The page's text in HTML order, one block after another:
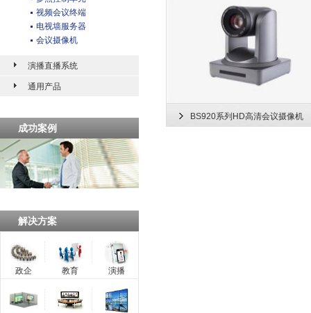
视频会议终端
电视墙服务器
会议摄像机
演播直播系统
通用产品
成功案例
解决方案
政企 教育 演播
BS920系列HD高清会议摄像机